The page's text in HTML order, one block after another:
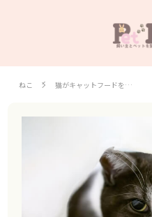
ねこ 猫がキャットフードを…